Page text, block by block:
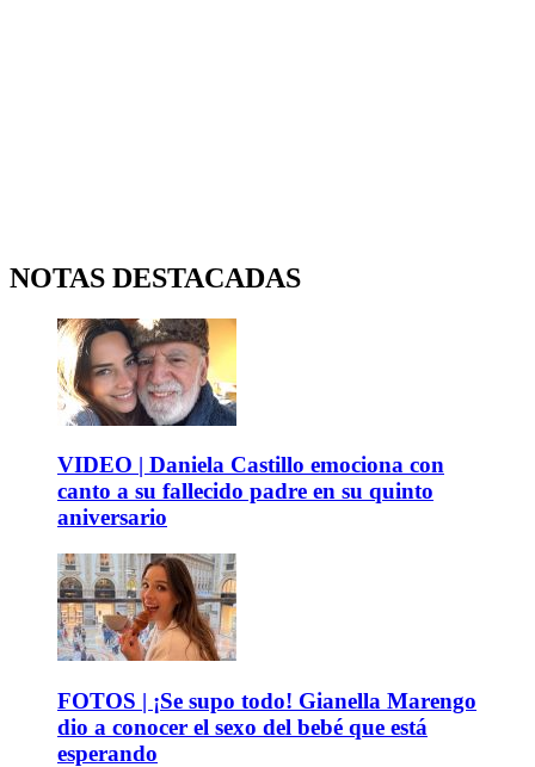
NOTAS DESTACADAS
VIDEO | Daniela Castillo emociona con
canto a su fallecido padre en su quinto
aniversario
FOTOS | ¡Se supo todo! Gianella Marengo
dio a conocer el sexo del bebé que está
esperando